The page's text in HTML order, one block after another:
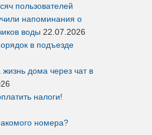
пользователей
напоминания о
воды 22.07.2026
в подъезде
жизнь дома через чат в
налоги!
номера?